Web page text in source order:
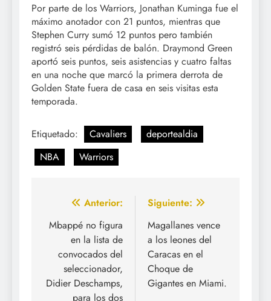
Por parte de los Warriors, Jonathan Kuminga fue el
máximo anotador con 21 puntos, mientras que
Stephen Curry sumó 12 puntos pero también
registró seis pérdidas de balón. Draymond Green
aportó seis puntos, seis asistencias y cuatro faltas
en una noche que marcó la primera derrota de
Golden State fuera de casa en seis visitas esta
temporada.
Etiquetado: Cavaliers
deportealdia
NBA
Warriors
Navegación
de
entradas
Anterior:
Mbappé no figura
en la lista de
convocados del
seleccionador,
Didier Deschamps,
para los dos
Siguiente:
Magallanes vence
a los leones del
Caracas en el
Choque de
Gigantes en Miami.